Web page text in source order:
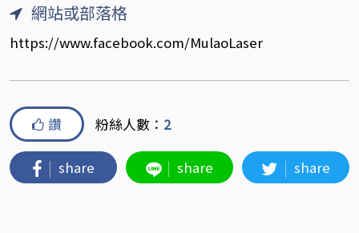
網站或部落格
https://www.facebook.com/MulaoLaser
讚 粉絲人數： 2
share share share